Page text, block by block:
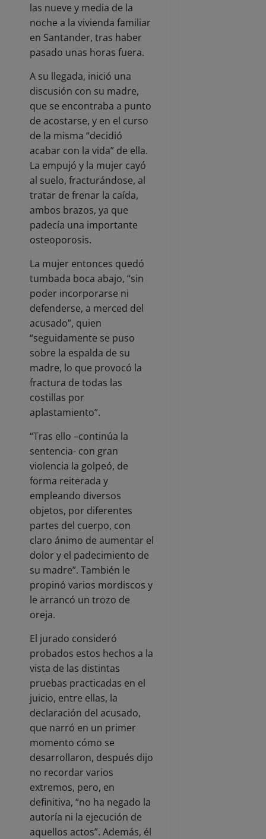
las nueve y media de la
noche a la vivienda familiar
en Santander, tras haber
pasado unas horas fuera.
A su llegada, inició una
discusión con su madre,
que se encontraba a punto
de acostarse, y en el curso
de la misma “decidió
acabar con la vida” de ella.
La empujó y la mujer cayó
al suelo, fracturándose, al
tratar de frenar la caída,
ambos brazos, ya que
padecía una importante
osteoporosis.
La mujer entonces quedó
tumbada boca abajo, “sin
poder incorporarse ni
defenderse, a merced del
acusado”, quien
“seguidamente se puso
sobre la espalda de su
madre, lo que provocó la
fractura de todas las
costillas por
aplastamiento”.
“Tras ello –continúa la
sentencia- con gran
violencia la golpeó, de
forma reiterada y
empleando diversos
objetos, por diferentes
partes del cuerpo, con
claro ánimo de aumentar el
dolor y el padecimiento de
su madre”. También le
propinó varios mordiscos y
le arrancó un trozo de
oreja.
El jurado consideró
probados estos hechos a la
vista de las distintas
pruebas practicadas en el
juicio, entre ellas, la
declaración del acusado,
que narró en un primer
momento cómo se
desarrollaron, después dijo
no recordar varios
extremos, pero, en
definitiva, “no ha negado la
autoría ni la ejecución de
aquellos actos”. Además, él